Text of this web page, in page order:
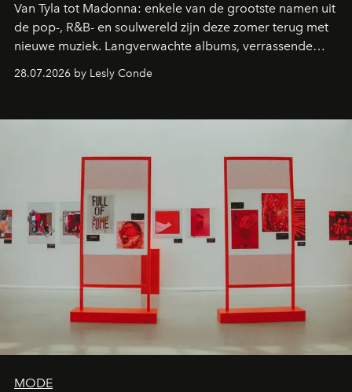
Van Tyla tot Madonna: enkele van de grootste namen uit
de pop-, R&B- en soulwereld zijn deze zomer terug met
nieuwe muziek. Langverwachte albums, verrassende
comebacks en veelbelovende nieuwe projecten: dit zijn
de releases die je niet mag missen.
28.07.2026 by Lesly Conde
MODE